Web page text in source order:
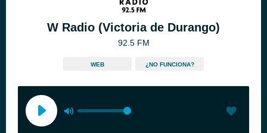
W Radio (Victoria de Durango)
92.5 FM
WEB ¿NO FUNCIONA?